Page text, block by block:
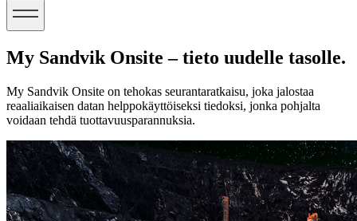
My Sandvik Onsite – tieto uudelle tasolle.
My Sandvik Onsite on tehokas seurantaratkaisu, joka jalostaa
reaaliaikaisen datan helppokäyttöiseksi tiedoksi, jonka pohjalta
voidaan tehdä tuottavuusparannuksia.